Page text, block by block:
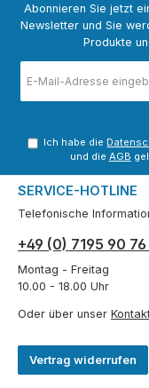
Abonnieren Sie jetzt
Newsletter und Sie
Produkte
Mail-
Adresse
Ich habe die
und die AGB
SERVICE-HOTLINE
Telefonische
+49 (0) 7195 90 76
Montag - Freitag
10.00 - 18.00 Uhr
Oder über unser
Vertrag widerrufen